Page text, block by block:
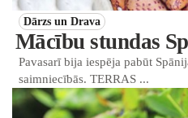
Dārzs un Drava
Mācību stundas
Pavasarī bija iespēja pabūt
saimniecībās. TERRAS ...